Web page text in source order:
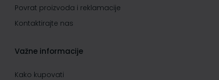
Povrat proizvoda i reklamacije
Kontaktirajte nas
Važne informacije
Kako kupovati